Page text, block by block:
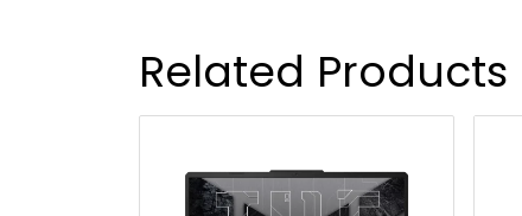
Related Products